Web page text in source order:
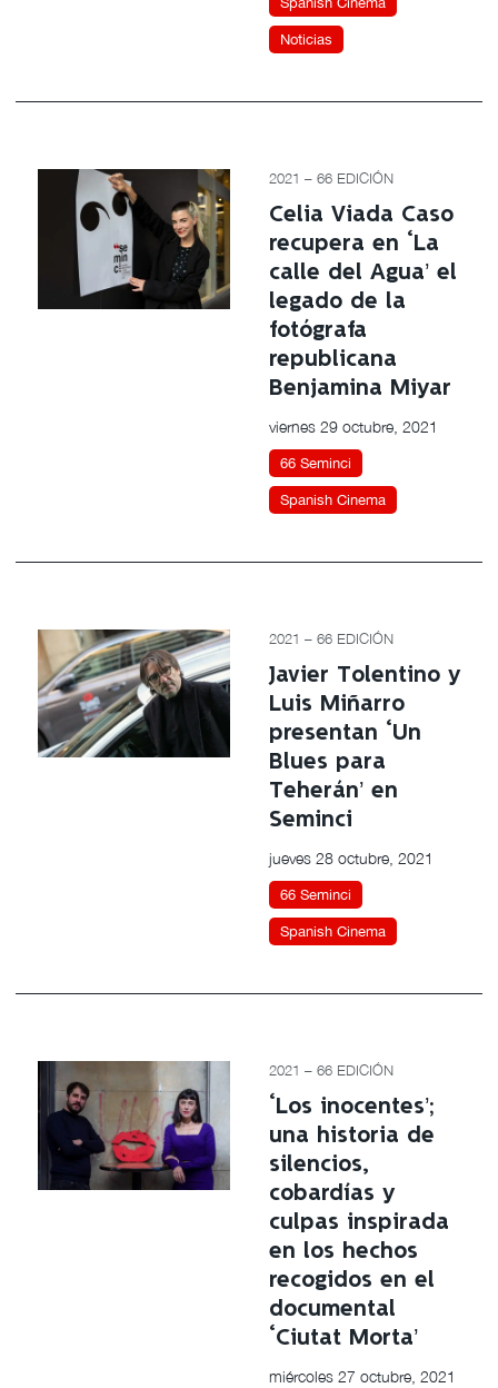
Noticias
2021 – 66 EDICIÓN
Celia Viada Caso
recupera en ‘La
calle del Agua’ el
legado de la
fotógrafa
republicana
Benjamina Miyar
viernes 29 octubre, 2021
66 Seminci
Spanish Cinema
2021 – 66 EDICIÓN
Javier Tolentino y
Luis Miñarro
presentan ‘Un
Blues para
Teherán’ en
Seminci
jueves 28 octubre, 2021
66 Seminci
Spanish Cinema
2021 – 66 EDICIÓN
‘Los inocentes’;
una historia de
silencios,
cobardías y
culpas inspirada
en los hechos
recogidos en el
documental
‘Ciutat Morta’
miércoles 27 octubre, 2021